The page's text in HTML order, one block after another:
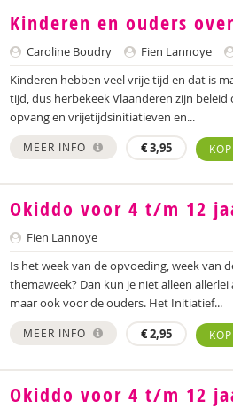
Kinderen en ouders
Caroline Boudry Fien Lannoye
Kinderen hebben veel vrije tijd en dat is
tijd, dus herbekeek Vlaanderen zijn
opvang en vrijetijdsinitiatieven en...
MEER INFO €3,95
Okiddo voor 4 t/m 12
Fien Lannoye
Is het week van de opvoeding, week van
themaweek? Dan kun je niet alleen
maar ook voor de ouders. Het Initiatief...
MEER INFO €2,95
Okiddo voor 4 t/m 12